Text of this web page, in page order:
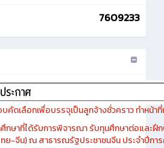
7609233
คัดเลือกเพื่อบรรจุเป็นลูกจ้างชั่วคราว ทำหน้าที่
กษาที่ได้รับการพิจารณา รับทุนศึกษาต่อและฝึ
ย-จีน) ณ สาธารณรัฐประชาชนจีน ประจำปีก